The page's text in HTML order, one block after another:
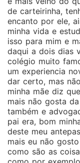
de carteirinha,
encanto por ele,
minha vida e
isso para mim e
daqui a dois dias
colégio muito
um experiencia
dar certo, mas
minha mãe diz
mais não gosta
também e
pai era, bom
deste meu
mais eu não
como são as